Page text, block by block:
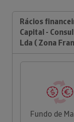
Rácios
Capital -
Lda ( Zona
Fundo de